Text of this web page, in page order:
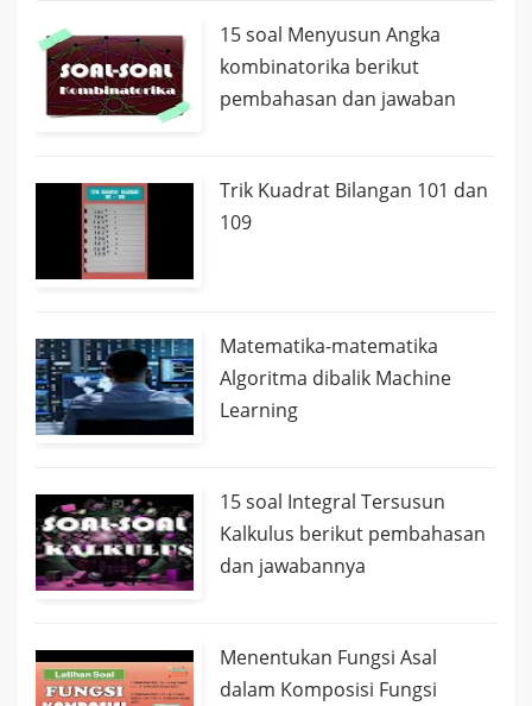
15 soal Menyusun Angka
kombinatorika berikut
pembahasan dan jawaban
Trik Kuadrat Bilangan 101 dan
109
Matematika-matematika
Algoritma dibalik Machine
Learning
15 soal Integral Tersusun
Kalkulus berikut pembahasan
dan jawabannya
Menentukan Fungsi Asal
dalam Komposisi Fungsi